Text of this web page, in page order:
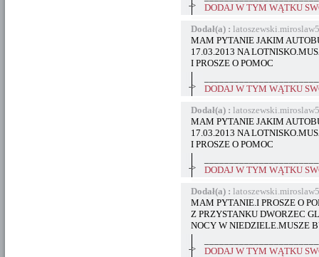
->
DODAJ W TYM WĄTKU
Dodał(a) :
MAM PYTANIE JAKIM
17.03.2013 NA
I PROSZE O POMOC
->
DODAJ W TYM WĄTKU
Dodał(a) :
MAM PYTANIE JAKIM
17.03.2013 NA
I PROSZE O POMOC
->
DODAJ W TYM WĄTKU
Dodał(a) :
MAM PYTANIE.I PROSZE O
Z PRZYSTANKU DWORZEC
NOCY W NIEDZIELE.MUSZE
->
DODAJ W TYM WĄTKU